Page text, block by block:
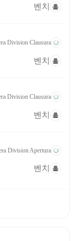
벤치
Division Clausura
벤치
Division Clausura
벤치
Division Apertura
벤치